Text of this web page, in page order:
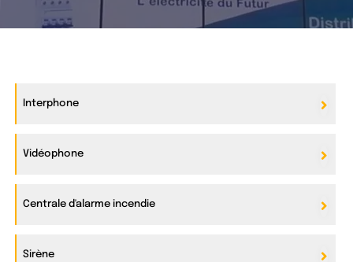
Interphone
Vidéophone
Centrale d'alarme incendie
Sirène